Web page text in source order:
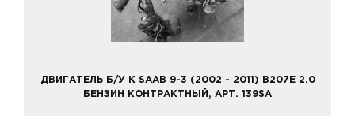
ДВИГАТЕЛЬ Б/У К SAAB 9-3 (2002 - 2011) B207E 2.0
БЕНЗИН КОНТРАКТНЫЙ, АРТ. 139SA